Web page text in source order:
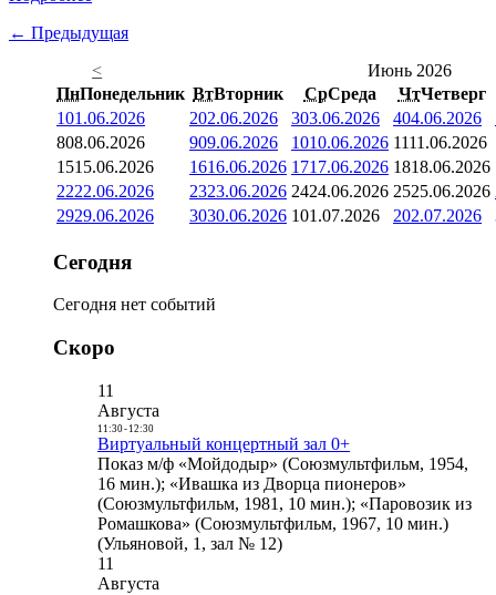
← Предыдущая
<
Июнь 2026
ПнПонедельник ВтВторник СрСреда ЧтЧетверг
101.06.2026 202.06.2026 303.06.2026 404.06.2026
808.06.2026 909.06.2026 1010.06.2026 1111.06.2026
1515.06.2026 1616.06.2026 1717.06.2026 1818.06.2026
2222.06.2026 2323.06.2026 2424.06.2026 2525.06.2026
2929.06.2026 3030.06.2026 101.07.2026 202.07.2026
Сегодня
Сегодня нет событий
Скоро
11
Августа
11:30- 12:30
Виртуальный концертный зал 0+
Показ м/ф «Мойдодыр» (Союзмультфильм, 1954,
16 мин.); «Ивашка из Дворца пионеров»
(Союзмультфильм, 1981, 10 мин.); «Паровозик из
Ромашкова» (Союзмультфильм, 1967, 10 мин.)
(Ульяновой, 1, зал № 12)
11
Августа